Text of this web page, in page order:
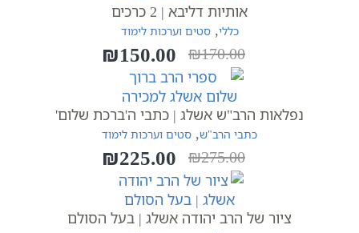
אותיות דליבא | 2 כרכים
כללי,סטים וערכות לימוד
₪170.00
המחיר
המקורי
היה:
₪170.00.
₪150.00
המחיר
הנוכחי
הוא:
₪150.00.
נפלאות הרב"ש אשלג | כתבי ה'ברכת שלום'
כתבי הרב"ש, סטים וערכות לימוד
₪275.00
המחיר
המקורי
היה:
₪275.00.
₪225.00
המחיר
הנוכחי
הוא:
₪225.00.
ציור של הרב יהודה אשלג | בעל הסולם